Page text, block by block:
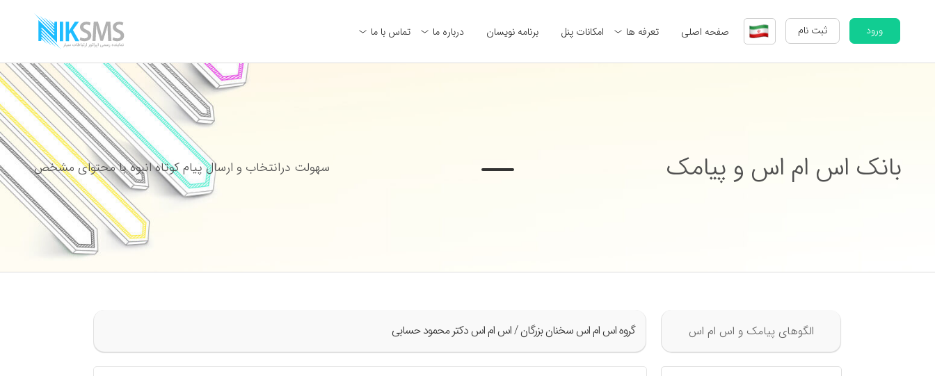
ورود ثبت نام صفحه اصلی تعرفه ها امکانات پنل برنامه نویسان درباره ما تماس با ما
بانک اس ام اس و پیامک سهولت درانتخاب و ارسال پیام کوتاه انبوه با محتوای مشخص
الگوهای پیامک و اس ام اس گروه اس ام اس سخنان بزرگان / اس ام اس دکتر محمود حسابی